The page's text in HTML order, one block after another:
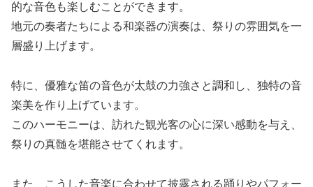
的な音色も楽しむことができます。
地元の奏者たちによる和楽器の演奏は、祭りの雰囲気を一
層盛り上げます。
特に、優雅な笛の音色が太鼓の力強さと調和し、独特の音
楽美を作り上げています。
このハーモニーは、訪れた観光客の心に深い感動を与え、
祭りの真髄を堪能させてくれます。
また、こうした音楽に合わせて披露される踊りやパフォー